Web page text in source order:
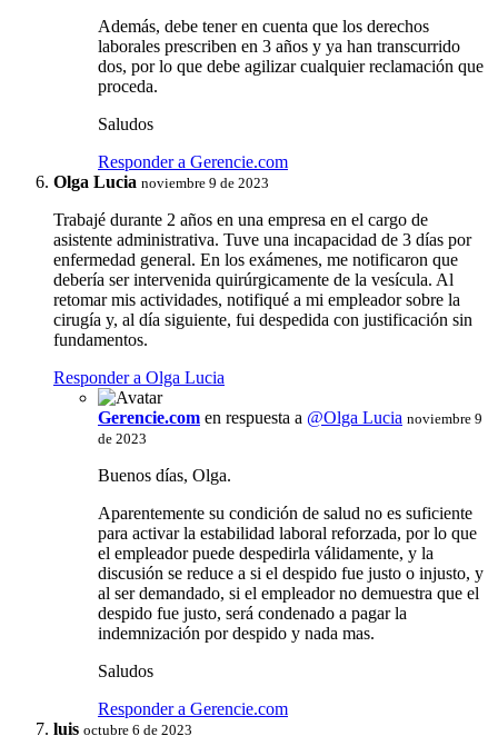
Además, debe tener en cuenta que los derechos
laborales prescriben en 3 años y ya han transcurrido
dos, por lo que debe agilizar cualquier reclamación que
proceda.
Saludos
Responder a Gerencie.com
Olga Lucia noviembre 9 de 2023
Trabajé durante 2 años en una empresa en el cargo de
asistente administrativa. Tuve una incapacidad de 3 días por
enfermedad general. En los exámenes, me notificaron que
debería ser intervenida quirúrgicamente de la vesícula. Al
retomar mis actividades, notifiqué a mi empleador sobre la
cirugía y, al día siguiente, fui despedida con justificación sin
fundamentos.
Responder a Olga Lucia
Gerencie.com en respuesta a @Olga Lucia noviembre 9
de 2023
Buenos días, Olga.
Aparentemente su condición de salud no es suficiente
para activar la estabilidad laboral reforzada, por lo que
el empleador puede despedirla válidamente, y la
discusión se reduce a si el despido fue justo o injusto, y
al ser demandado, si el empleador no demuestra que el
despido fue justo, será condenado a pagar la
indemnización por despido y nada mas.
Saludos
Responder a Gerencie.com
luis octubre 6 de 2023